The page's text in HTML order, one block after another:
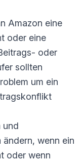
Amazon eine
oder eine
oder
sollten
um ein
und
wenn ein
oder wenn